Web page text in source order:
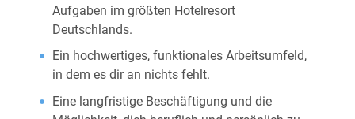
Aufgaben im größten Hotelresort
Deutschlands.
Ein hochwertiges, funktionales Arbeitsumfeld,
in dem es dir an nichts fehlt.
Eine langfristige Beschäftigung und die